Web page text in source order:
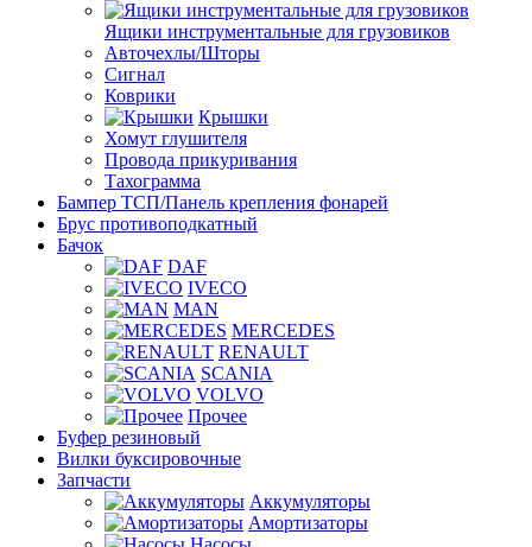
Ящики инструментальные для грузовиков
Авточехлы/Шторы
Сигнал
Коврики
Крышки
Хомут глушителя
Провода прикуривания
Тахограмма
Бампер ТСП/Панель крепления фонарей
Брус противоподкатный
Бачок
DAF
IVECO
MAN
MERCEDES
RENAULT
SCANIA
VOLVO
Прочее
Буфер резиновый
Вилки буксировочные
Запчасти
Аккумуляторы
Амортизаторы